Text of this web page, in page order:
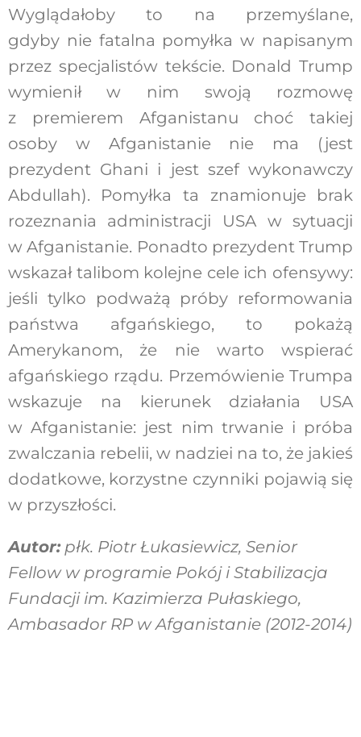
Wyglądałoby to na przemyślane,
gdyby nie fatalna pomyłka w napisanym
przez specjalistów tekście. Donald Trump
wymienił w nim swoją rozmowę
z premierem Afganistanu choć takiej
osoby w Afganistanie nie ma (jest
prezydent Ghani i jest szef wykonawczy
Abdullah). Pomyłka ta znamionuje brak
rozeznania administracji USA w sytuacji
w Afganistanie. Ponadto prezydent Trump
wskazał talibom kolejne cele ich ofensywy:
jeśli tylko podważą próby reformowania
państwa afgańskiego, to pokażą
Amerykanom, że nie warto wspierać
afgańskiego rządu. Przemówienie Trumpa
wskazuje na kierunek działania USA
w Afganistanie: jest nim trwanie i próba
zwalczania rebelii, w nadziei na to, że jakieś
dodatkowe, korzystne czynniki pojawią się
w przyszłości.
Autor:płk. Piotr Łukasiewicz, Senior
Fellow w programie Pokój i Stabilizacja
Fundacji im. Kazimierza Pułaskiego,
Ambasador RP w Afganistanie (2012-2014)